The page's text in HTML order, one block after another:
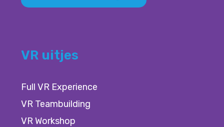
VR uitjes
Full VR Experience
VR Teambuilding
VR Workshop